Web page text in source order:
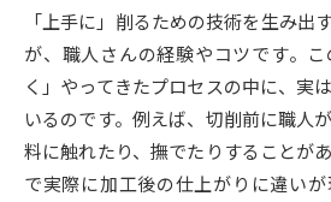
志望校・出願校を調べる
併願校選び 受験
「上手に」削るための技術を生み出
が、職人さんの経験やコツです。
く」やってきたプロセスの中に、実
いるのです。例えば、切削前に職人
料に触れたり、撫でたりすることが
で実際に加工後の仕上がりに違い